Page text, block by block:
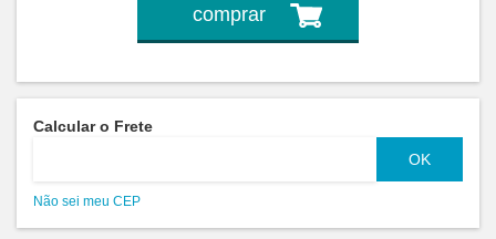
comprar
Calcular o Frete
Não sei meu CEP